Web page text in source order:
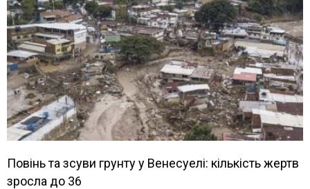
Повінь та зсуви грунту у Венесуелі: кількість жертв
зросла до 36